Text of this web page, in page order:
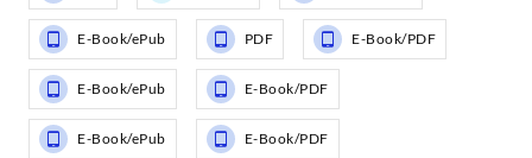
E-Book/ePub PDF E-Book/PDF
E-Book/ePub E-Book/PDF
E-Book/ePub E-Book/PDF